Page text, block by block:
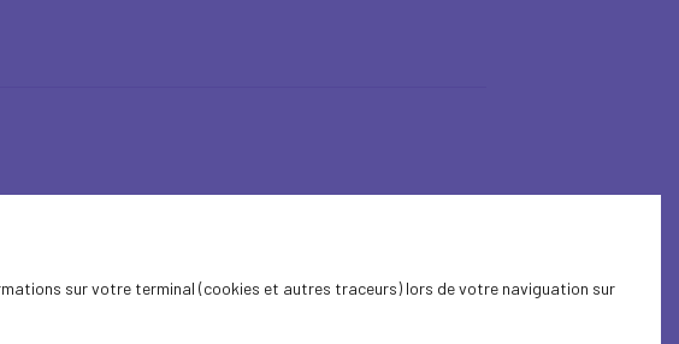
sur votre terminal (cookies et autres traceurs) lors de votre naviguation sur